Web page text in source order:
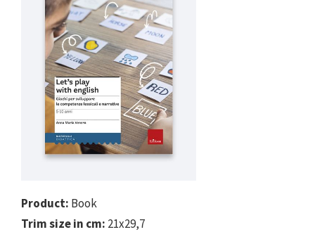
Product: Book
Trim size in cm: 21x29,7